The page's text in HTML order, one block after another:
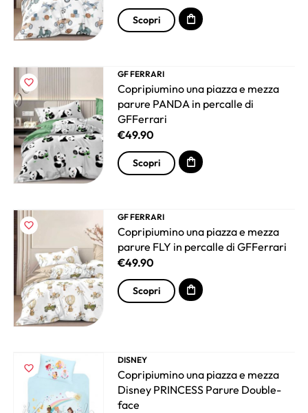
Scopri
GF FERRARI
Copripiumino una piazza e mezza
parure PANDA in percalle di
GFFerrari
€49.90
Scopri
GF FERRARI
Copripiumino una piazza e mezza
parure FLY in percalle di GFFerrari
€49.90
Scopri
DISNEY
Copripiumino una piazza e mezza
Disney PRINCESS Parure Double-
face